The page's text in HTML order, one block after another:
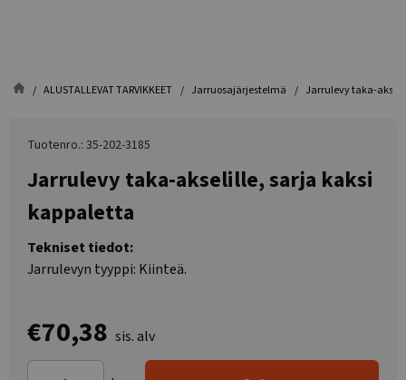
ALUSTALLEVAT TARVIKKEET Jarruosajärjestelmä Jarrulevy taka-
Tuotenro.: 35-202-3185
Jarrulevy taka-akselille, sarja kaksi
kappaletta
Tekniset tiedot:
Jarrulevyn tyyppi: Kiinteä.
€70,38 sis. alv